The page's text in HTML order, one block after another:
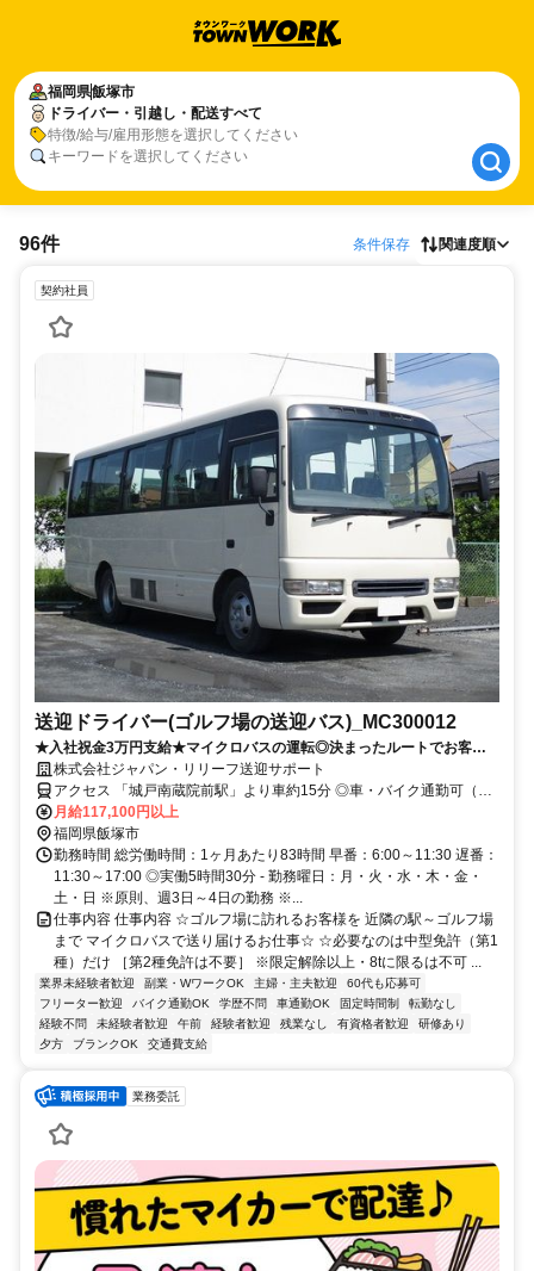
福岡県飯塚市
ドライバー・引越し・配送すべて
特徴/給与/雇用形態を選択してください
キーワードを選択してください
福岡県飯塚市
ドライバー・引越し・配送すべて
96件 条件保存 関連度順
契約社員
送迎ドライバー(ゴルフ場の送迎バス)_MC300012
★入社祝金3万円支給★マイクロバスの運転◎決まったルートでお客様
を送り迎え！シニア世代まで幅広く活躍中♪
株式会社ジャパン・リリーフ送迎サポート
アクセス 「城戸南蔵院前駅」より車約15分 ◎車・バイク通勤可（無
料駐車場完備）
月給117,100円以上
福岡県飯塚市
勤務時間 総労働時間：1ヶ月あたり83時間 早番：6:00～11:30 遅番：
11:30～17:00 ◎実働5時間30分 - 勤務曜日：月・火・水・木・金・
土・日 ※原則、週3日～4日の勤務 ※...
仕事内容 仕事内容 ☆ゴルフ場に訪れるお客様を 近隣の駅～ゴルフ場
まで マイクロバスで送り届けるお仕事☆ ☆必要なのは中型免許（第1
種）だけ ［第2種免許は不要］ ※限定解除以上・8tに限るは不可 ...
業界未経験者歓迎 副業・WワークOK 主婦・主夫歓迎
60代も応募可
フリーター歓迎
バイク通勤OK 学歴不問 車通勤OK 固定時間制
転勤なし
経験不問
未経験者歓迎 午前 経験者歓迎 残業なし 有資格者歓迎
研修あり
夕方
ブランクOK 交通費支給
業務委託